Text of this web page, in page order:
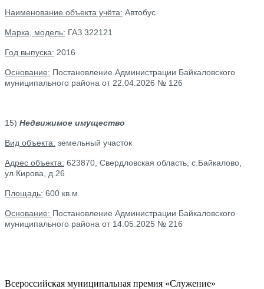
Наименование объекта учёта: Автобус
Марка, модель: ГАЗ 322121
Год выпуска: 2016
Основание: Постановление Администрации Байкаловского
муниципального района от 22.04.2026 № 126
15) Недвижимое имущество
Вид объекта: земельный участок
Адрес объекта: 623870, Свердловская область, с.Байкалово,
ул.Кирова, д.26
Площадь: 600 кв.м.
Основание: Постановление Администрации Байкаловского
муниципального района от 14.05.2025 № 216
Всероссийская муниципальная премия «Служение»